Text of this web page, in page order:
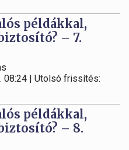
példákkal,
– 7.
08:24 | Utolsó frissítés:
példákkal,
– 8.